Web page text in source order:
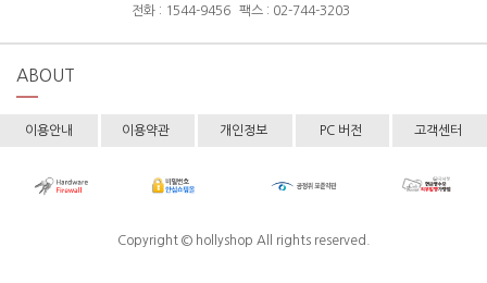
전화 : 1544-9456
팩스 : 02-744-3203
ABOUT
이용안내 이용약관 개인정보 PC 버전 고객센터
Copyright © hollyshop All rights reserved.